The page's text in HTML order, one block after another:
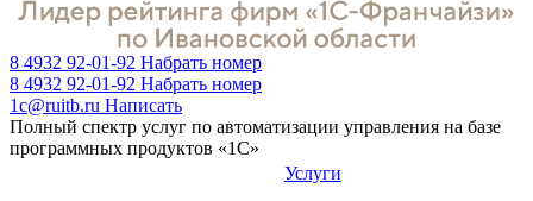
8 4932 92-01-92 Набрать номер
8 4932 92-01-92 Набрать номер
1c@ruitb.ru Написать
Полный спектр услуг по автоматизации управления на базе
программных продуктов «1С»
Услуги